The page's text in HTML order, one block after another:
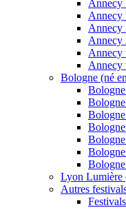
Annecy
Annecy
Annecy
Annecy
Annecy
Annecy
Bologne (né
Lyon Lumière
Autres